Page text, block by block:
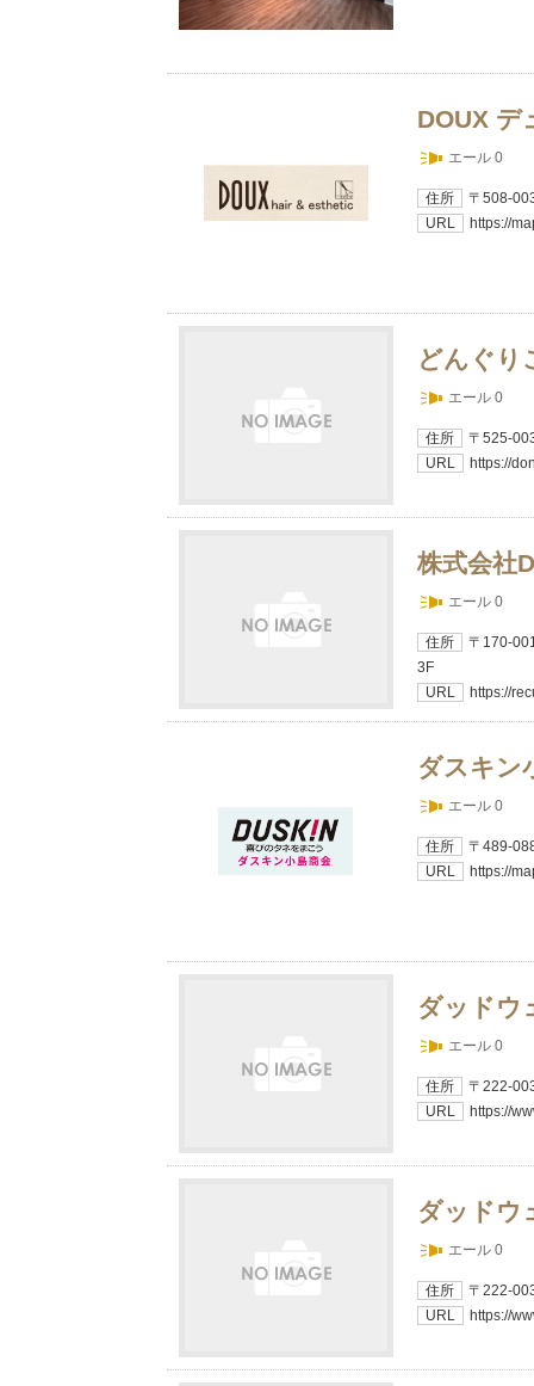
DOUX
エール 0
住所
〒508-
URL
https://
どんぐり
エール 0
住所
〒525-
URL
https://
株式会社
エール 0
住所
〒170-
3F
URL
https://
ダスキン
エール 0
住所
〒489-
URL
https://
ダッドウ
エール 0
住所
〒222-
URL
https://
ダッドウ
エール 0
住所
〒222-
URL
https://